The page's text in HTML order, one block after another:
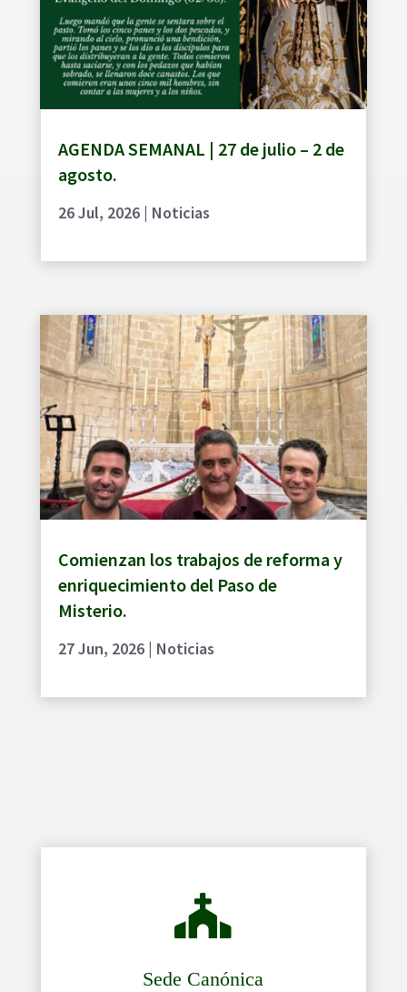
AGENDA SEMANAL | 27 de julio – 2 de
agosto.
26 Jul, 2026| Noticias
Comienzan los trabajos de reforma y
enriquecimiento del Paso de
Misterio.
27 Jun, 2026| Noticias

Sede Canónica